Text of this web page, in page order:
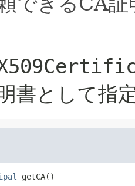
書として指
getCA()